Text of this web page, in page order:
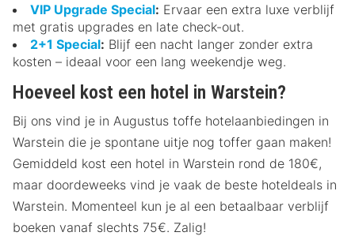
VIP Upgrade Special: Ervaar een extra luxe verblijf
met gratis upgrades en late check-out.
2+1 Special: Blijf een nacht langer zonder extra
kosten – ideaal voor een lang weekendje weg.
Hoeveel kost een hotel in Warstein?
Bij ons vind je in Augustus toffe hotelaanbiedingen in
Warstein die je spontane uitje nog toffer gaan maken!
Gemiddeld kost een hotel in Warstein rond de 180€,
maar doordeweeks vind je vaak de beste hoteldeals in
Warstein. Momenteel kun je al een betaalbaar verblijf
boeken vanaf slechts 75€. Zalig!